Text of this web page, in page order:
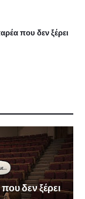
που δεν ξέρει
δεν ξέρει